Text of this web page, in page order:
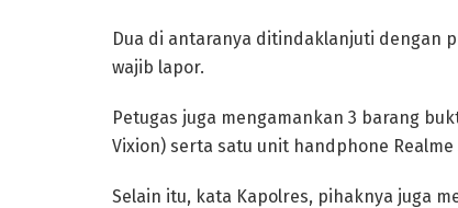
Dua di antaranya ditindaklanjuti dengan
wajib lapor.
Petugas juga mengamankan 3 barang
Vixion) serta satu unit handphone Realme
Selain itu, kata Kapolres, pihaknya juga